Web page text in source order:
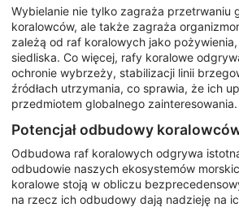
Wybielanie nie tylko zagraża przetrwaniu
koralowców, ale także zagraża
zależą od raf koralowych jako
siedliska. Co więcej, rafy koralowe
ochronie wybrzeży, stabilizacji linii
źródłach utrzymania, co sprawia, że ich
przedmiotem globalnego zainteresowania.
Potencjał odbudowy
Odbudowa raf koralowych odgrywa
odbudowie naszych ekosystemów
koralowe stoją w obliczu
na rzecz ich odbudowy dają nadzieję na